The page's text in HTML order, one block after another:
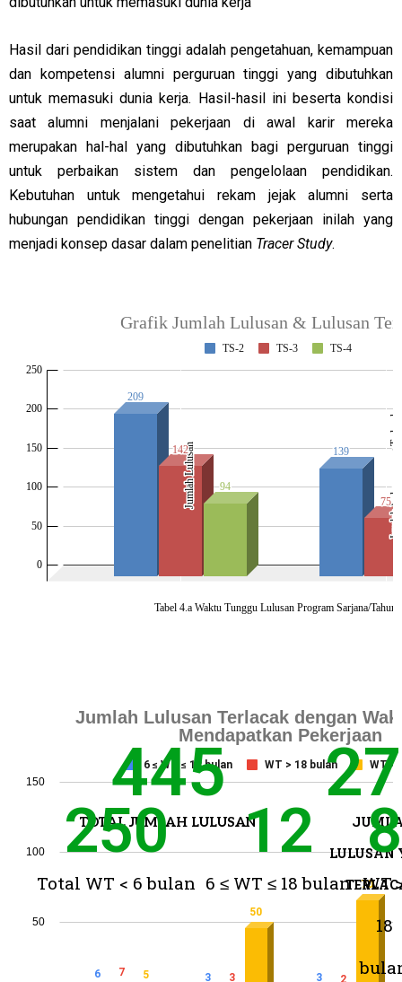
Hasil dari pendidikan tinggi adalah pengetahuan, kemampuan
dan kompetensi alumni perguruan tinggi yang dibutuhkan
untuk memasuki dunia kerja. Hasil-hasil ini beserta kondisi
saat alumni menjalani pekerjaan di awal karir mereka
merupakan hal-hal yang dibutuhkan bagi perguruan tinggi
untuk perbaikan sistem dan pengelolaan pendidikan.
Kebutuhan untuk mengetahui rekam jejak alumni serta
hubungan pendidikan tinggi dengan pekerjaan inilah yang
menjadi konsep dasar dalam penelitian Tracer Study.
445
TOTAL JUMLAH LULUSAN
LULUSAN
250
Total WT < 6 bulan
12
6 ≤ WT ≤ 18 bulan
8
WT
18